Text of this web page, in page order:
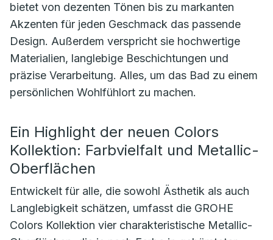
bietet von dezenten Tönen bis zu markanten
Akzenten für jeden Geschmack das passende
Design. Außerdem verspricht sie hochwertige
Materialien, langlebige Beschichtungen und
präzise Verarbeitung. Alles, um das Bad zu einem
persönlichen Wohlfühlort zu machen.
Ein Highlight der neuen Colors
Kollektion: Farbvielfalt und Metallic-
Oberflächen
Entwickelt für alle, die sowohl Ästhetik als auch
Langlebigkeit schätzen, umfasst die GROHE
Colors Kollektion vier charakteristische Metallic-